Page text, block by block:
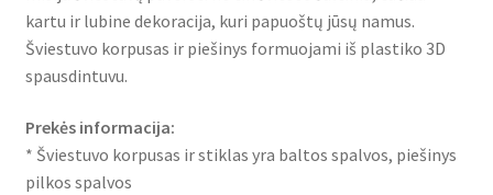
kartu ir lubine dekoracija, kuri papuoštų jūsų namus.
Šviestuvo korpusas ir piešinys formuojami iš plastiko 3D
spausdintuvu.
Prekės informacija:
* Šviestuvo korpusas ir stiklas yra baltos spalvos, piešinys
pilkos spalvos